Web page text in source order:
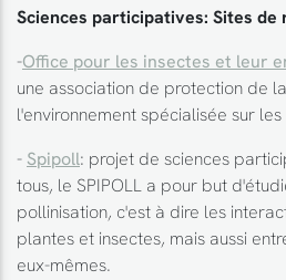
Sciences participatives: Sites de
-Office pour les insectes et leur
une association de protection de
l'environnement spécialisée sur les
- Spipoll: projet de sciences
tous, le SPIPOLL a pour but
pollinisation, c'est à dire les
plantes et insectes, mais aussi
eux-mêmes.